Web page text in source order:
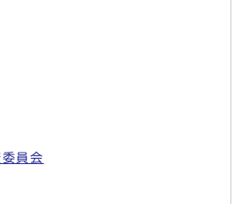
員会